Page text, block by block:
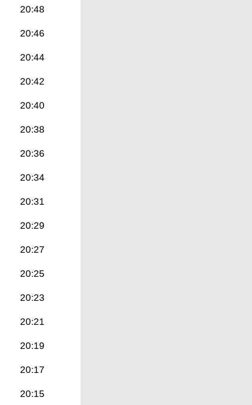
20:48
20:46
20:44
20:42
20:40
20:38
20:36
20:34
20:31
20:29
20:27
20:25
20:23
20:21
20:19
20:17
20:15